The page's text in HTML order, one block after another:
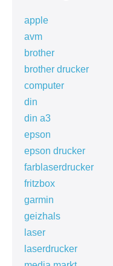
apple
avm
brother
brother drucker
computer
din
din a3
epson
epson drucker
farblaserdrucker
fritzbox
garmin
geizhals
laser
laserdrucker